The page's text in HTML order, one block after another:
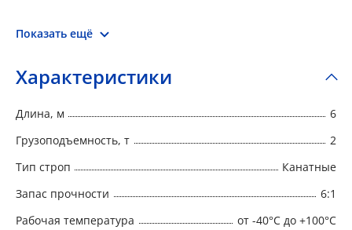
Показать ещё
Характеристики
Длина, м
6
Грузоподъемность, т
2
Тип строп
Канатные
Запас прочности
6:1
Рабочая температура
от -40°C до +100°C